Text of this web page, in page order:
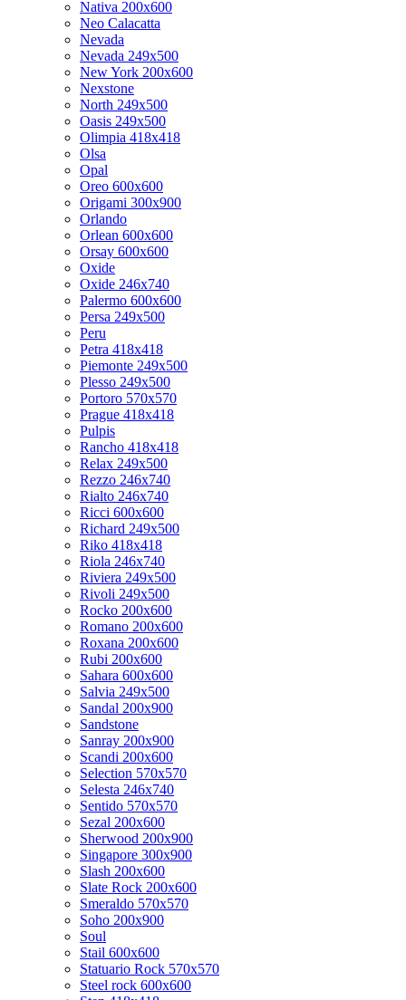
Nativa 200x600
Neo Calacatta
Nevada
Nevada 249x500
New York 200x600
Nexstone
North 249x500
Oasis 249x500
Olimpia 418x418
Olsa
Opal
Oreo 600x600
Origami 300x900
Orlando
Orlean 600x600
Orsay 600x600
Oxide
Oxide 246x740
Palermo 600x600
Persa 249x500
Peru
Petra 418x418
Piemonte 249x500
Plesso 249x500
Portoro 570x570
Prague 418x418
Pulpis
Rancho 418x418
Relax 249x500
Rezzo 246x740
Rialto 246x740
Ricci 600x600
Richard 249x500
Riko 418x418
Riola 246x740
Riviera 249x500
Rivoli 249x500
Rocko 200x600
Romano 200x600
Roxana 200x600
Rubi 200x600
Sahara 600x600
Salvia 249x500
Sandal 200x900
Sandstone
Sanray 200x900
Scandi 200x600
Selection 570x570
Selesta 246x740
Sentido 570x570
Sezal 200x600
Sherwood 200x900
Singapore 300x900
Slash 200x600
Slate Rock 200x600
Smeraldo 570x570
Soho 200x900
Soul
Stail 600x600
Statuario Rock 570x570
Steel rock 600x600